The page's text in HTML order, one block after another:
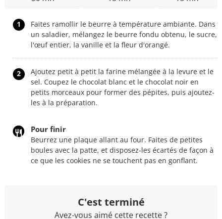
1
Faites ramollir le beurre à température ambiante. Dans
un saladier, mélangez le beurre fondu obtenu, le sucre,
l'œuf entier, la vanille et la fleur d'orangé.
2
Ajoutez petit à petit la farine mélangée à la levure et le
sel. Coupez le chocolat blanc et le chocolat noir en
petits morceaux pour former des pépites, puis ajoutez-
les à la préparation.
Pour finir
Beurrez une plaque allant au four. Faites de petites
boules avec la patte, et disposez-les écartés de façon à
ce que les cookies ne se touchent pas en gonflant.
C'est terminé
Avez-vous aimé cette recette ?